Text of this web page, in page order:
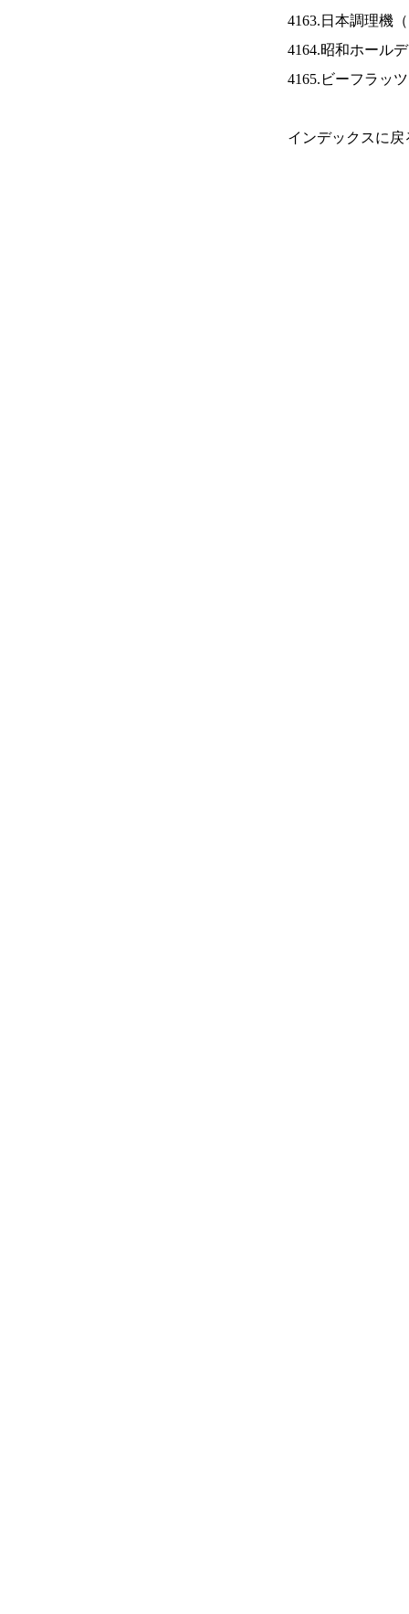
4163.日本調理機（
4164.昭和ホール
4165.ビーフラッ
インデックスに戻